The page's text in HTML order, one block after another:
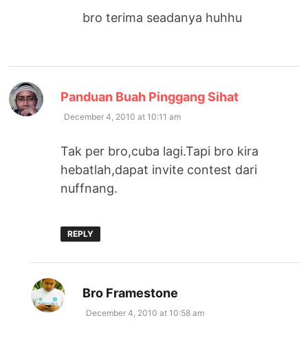
bro terima seadanya huhhu
Panduan Buah Pinggang Sihat
December 4, 2010 at 10:11 am
Tak per bro,cuba lagi.Tapi bro kira
hebatlah,dapat invite contest dari
nuffnang.
REPLY
Bro Framestone
December 4, 2010 at 10:58 am